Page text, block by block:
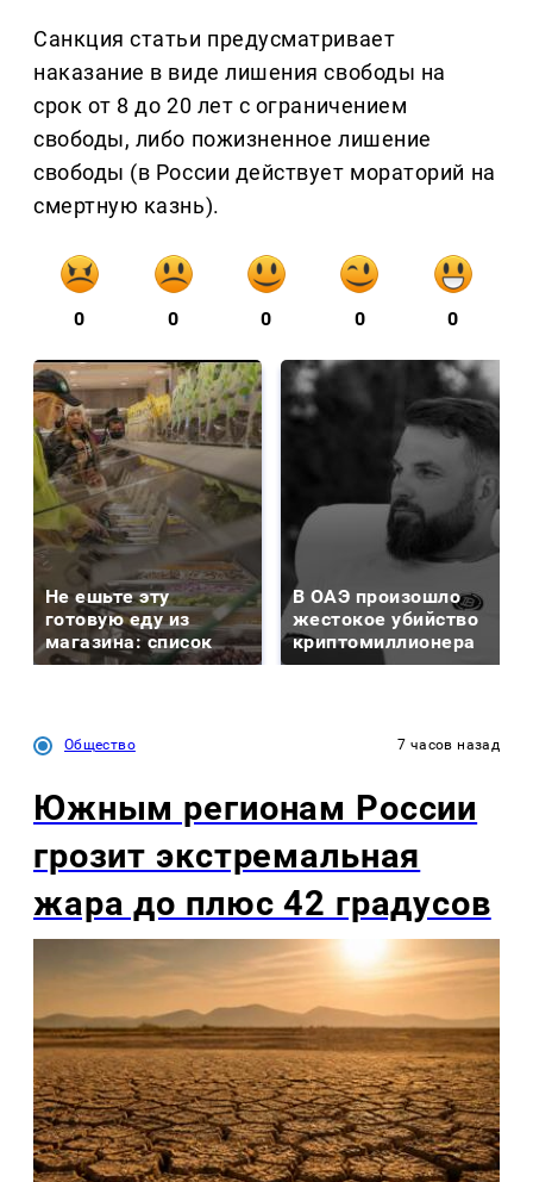
Санкция статьи предусматривает
наказание в виде лишения свободы на
срок от 8 до 20 лет с ограничением
свободы, либо пожизненное лишение
свободы (в России действует мораторий на
смертную казнь).
0 0 0 0 0
Не ешьте эту
готовую еду из
магазина: список
В ОАЭ произошло
жестокое убийство
криптомиллионера
Общество 7 часов назад
Южным регионам России
грозит экстремальная
жара до плюс 42 градусов